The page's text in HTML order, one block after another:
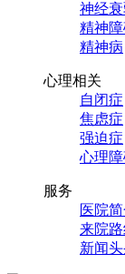
神经
精神
精神病
心理相关
自闭症
焦虑症
强迫症
心理
服务
医院
来院
新闻